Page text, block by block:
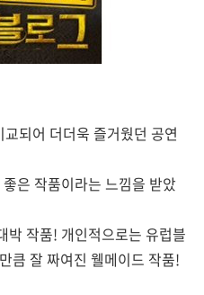
되어 더더욱 즐거웠던 공연
은 작품이라는 느낌을 받았
박 작품! 개인적으로는 유럽블
큼 잘 짜여진 웰메이드 작품!